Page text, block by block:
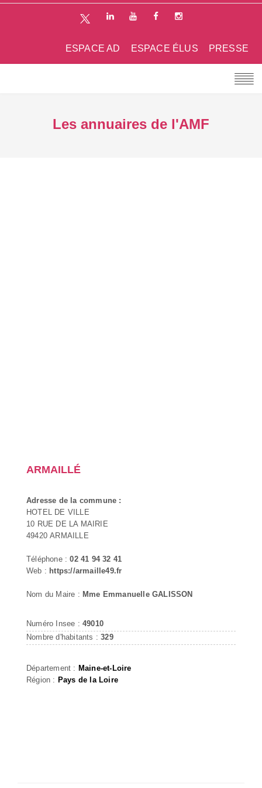
PRESSE
ESPACE ÉLUS
ESPACE AD
Les annuaires de l'AMF
ARMAILLÉ
Adresse de la commune :
HOTEL DE VILLE
10 RUE DE LA MAIRIE
49420 ARMAILLE
Téléphone :02 41 94 32 41
Web : https://armaille49.fr
Nom du Maire : Mme Emmanuelle GALISSON
Numéro Insee : 49010
Nombre d'habitants :329
Département : Maine-et-Loire
Région : Pays de la Loire